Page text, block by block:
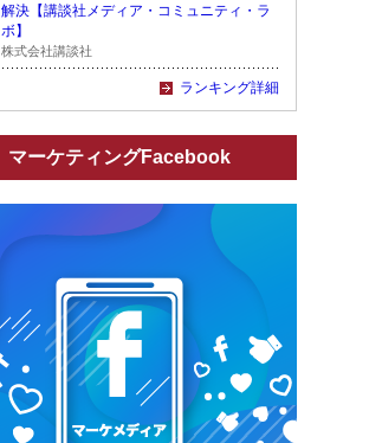
解決【講談社メディア・コミュニティ・ラ
ボ】
株式会社講談社
ランキング詳細
マーケティングFacebook